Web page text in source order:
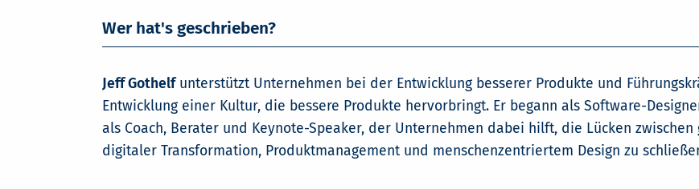
Wer hat's geschrieben?
Jeff Gothelfunterstützt Unternehmen bei der Entwicklung besserer Produkte und
Entwicklung einer Kultur, die bessere Produkte hervorbringt. Er begann als Software-
als Coach, Berater und Keynote-Speaker, der Unternehmen dabei hilft, die Lücken
digitaler Transformation, Produktmanagement und menschenzentriertem Design zu